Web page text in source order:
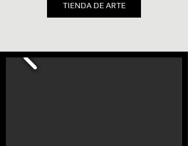
TIENDA DE ARTE